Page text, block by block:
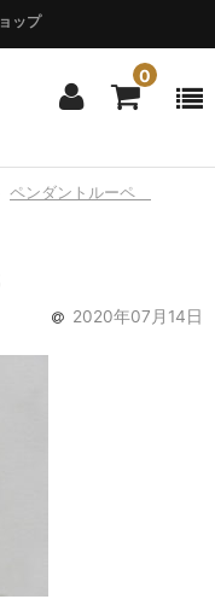
ップ
0
ペンダントルーペ
2020年07月14日